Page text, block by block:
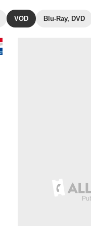
VOD Blu-Ray, DVD